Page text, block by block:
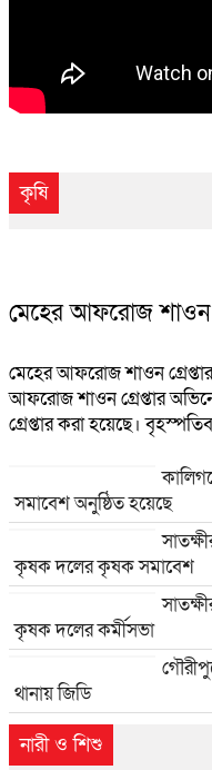
কৃষি
মেহের আফরোজ শাওন
মেহের আফরোজ শাওন
আফরোজ শাওন গ্রেপ্তার
গ্রেপ্তার করা হয়েছে।
সমাবেশ অনুষ্ঠিত হয়েছে
কৃষক দলের কৃষক সমাবেশ
কৃষক দলের কর্মীসভা
থানায় জিডি
নারী ও শিশু